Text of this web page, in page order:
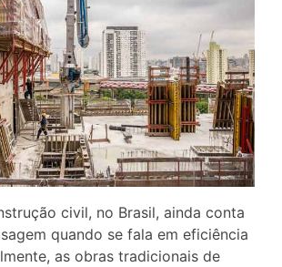
civil, no Brasil, ainda conta
quando se fala em eficiência
as obras tradicionais de